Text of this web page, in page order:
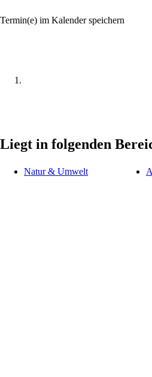
Termin(e) im Kalender speichern
Liegt in folgenden
Natur & Umwelt